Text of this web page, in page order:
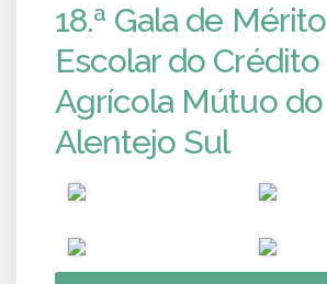
18.ª Gala de Mérito
Escolar do Crédito
Agrícola Mútuo do
Alentejo Sul